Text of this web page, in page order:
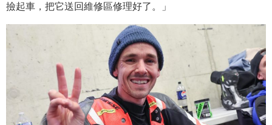
撿起車，把它送回維修區修理好了。」